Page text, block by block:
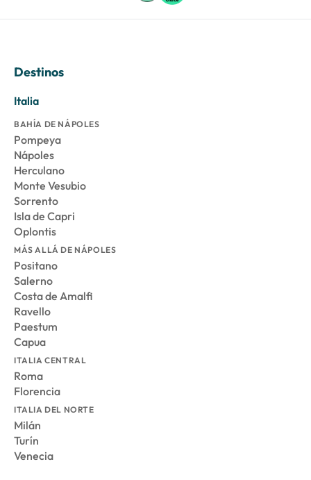
Destinos
Italia
BAHÍA DE NÁPOLES
Pompeya
Nápoles
Herculano
Monte Vesubio
Sorrento
Isla de Capri
Oplontis
MÁS ALLÁ DE NÁPOLES
Positano
Salerno
Costa de Amalfi
Ravello
Paestum
Capua
ITALIA CENTRAL
Roma
Florencia
ITALIA DEL NORTE
Milán
Turín
Venecia